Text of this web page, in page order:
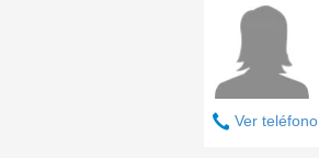
Ver teléfono